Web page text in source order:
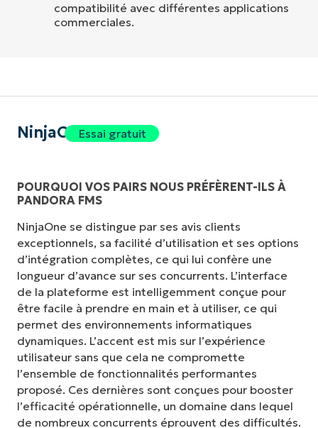
compatibilité avec différentes applications
commerciales.
NinjaOneEssai gratuit
POURQUOI VOS PAIRS NOUS PRÉFÈRENT-ILS À
PANDORA FMS
NinjaOne se distingue par ses avis clients
exceptionnels, sa facilité d’utilisation et ses options
d’intégration complètes, ce qui lui confère une
longueur d’avance sur ses concurrents. L’interface
de la plateforme est intelligemment conçue pour
être facile à prendre en main et à utiliser, ce qui
permet des environnements informatiques
dynamiques. L’accent est mis sur l’expérience
utilisateur sans que cela ne compromette
l’ensemble de fonctionnalités performantes
proposé. Ces dernières sont conçues pour booster
l’efficacité opérationnelle, un domaine dans lequel
de nombreux concurrents éprouvent des difficultés.